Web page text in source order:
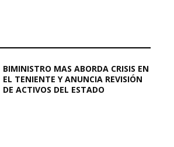
BIMINISTRO MAS ABORDA CRISIS EN
EL TENIENTE Y ANUNCIA REVISIÓN
DE ACTIVOS DEL ESTADO